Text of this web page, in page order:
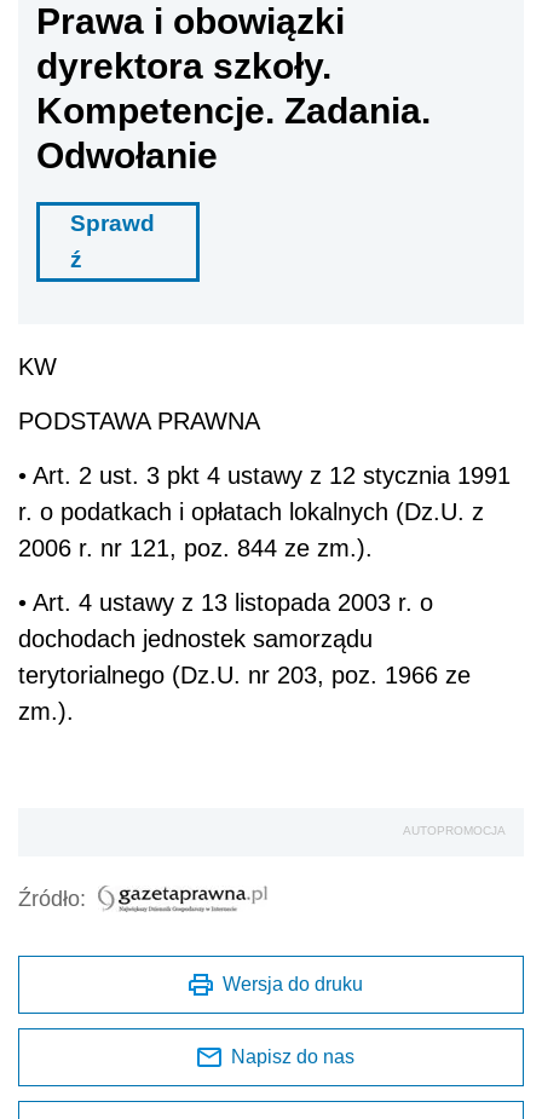
Prawa i obowiązki
dyrektora szkoły.
Kompetencje. Zadania.
Odwołanie
Sprawd
ź
KW
PODSTAWA PRAWNA
• Art. 2 ust. 3 pkt 4 ustawy z 12 stycznia 1991
r. o podatkach i opłatach lokalnych (Dz.U. z
2006 r. nr 121, poz. 844 ze zm.).
• Art. 4 ustawy z 13 listopada 2003 r. o
dochodach jednostek samorządu
terytorialnego (Dz.U. nr 203, poz. 1966 ze
zm.).
AUTOPROMOCJA
Źródło:
Wersja do druku
Napisz do nas